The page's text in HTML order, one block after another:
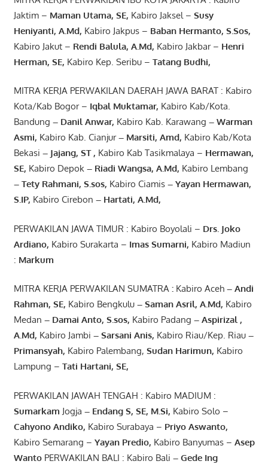
Jaktim – Maman Utama, SE, Kabiro Jaksel – Susy
Heniyanti, A.Md, Kabiro Jakpus – Baban Hermanto, S.Sos,
Kabiro Jakut – Rendi Balula, A.Md, Kabiro Jakbar – Henri
Herman, SE, Kabiro Kep. Seribu – Tatang Budhi,
MITRA KERJA PERWAKILAN DAERAH JAWA BARAT : Kabiro
Kota/Kab Bogor – Iqbal Muktamar, Kabiro Kab/Kota.
Bandung – Danil Anwar, Kabiro Kab. Karawang –Warman
Asmi, Kabiro Kab. Cianjur– Marsiti, Amd, Kabiro Kab/Kota
Bekasi – Jajang, ST , Kabiro Kab Tasikmalaya – Hermawan,
SE, Kabiro Depok– Riadi Wangsa, A.Md, Kabiro Lembang
– Tety Rahmani, S.sos, Kabiro Ciamis– Yayan Hermawan,
S.IP, Kabiro Cirebon – Hartati, A.Md,
PERWAKILAN JAWA TIMUR : Kabiro Boyolali – Drs. Joko
Ardiano, Kabiro Surakarta – Imas Sumarni, Kabiro Madiun
: Markum
MITRA KERJA PERWAKILAN SUMATRA :Kabiro Aceh– Andi
Rahman, SE, Kabiro Bengkulu– Saman Asril, A.Md, Kabiro
Medan – Damai Anto, S.sos, Kabiro Padang – Aspirizal ,
A.Md, Kabiro Jambi – Sarsani Anis, Kabiro Riau/Kep. Riau–
Primansyah, Kabiro Palembang, Sudan Harimun, Kabiro
Lampung – Tati Hartani, SE,
PERWAKILAN JAWAH TENGAH : Kabiro MADIUM :
Sumarkam Jogja – EndangS, SE, M.Si, Kabiro Solo –
Cahyono Andiko, Kabiro Surabaya – Priyo Aswanto,
Kabiro Semarang – Yayan Predio, Kabiro Banyumas – Asep
WantoPERWAKILAN BALI : Kabiro Bali – Gede Ing